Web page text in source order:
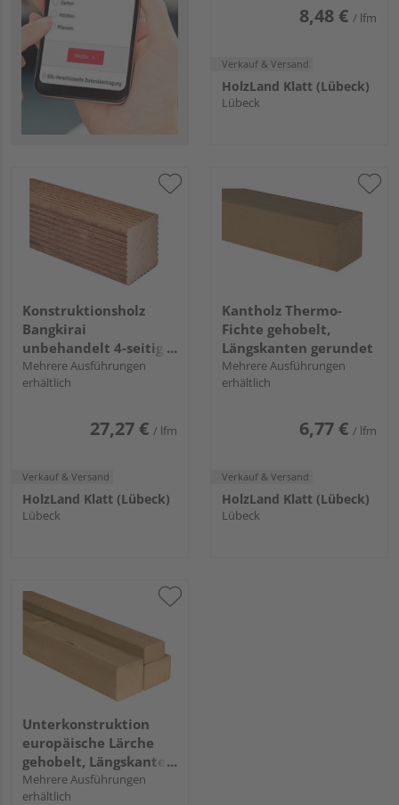
8,48 € / lfm
Verkauf & Versand
HolzLand Klatt (Lübeck)
Lübeck
Konstruktionsholz
Bangkirai
unbehandelt 4-seitig
geriffelt
Mehrere Ausführungen
erhältlich
27,27 € / lfm
Verkauf & Versand
HolzLand Klatt (Lübeck)
Lübeck
Kantholz Thermo-
Fichte gehobelt,
Längskanten gerundet
Mehrere Ausführungen
erhältlich
6,77 € / lfm
Verkauf & Versand
HolzLand Klatt (Lübeck)
Lübeck
Unterkonstruktion
europäische Lärche
gehobelt, Längskanten
gefast
Mehrere Ausführungen
erhältlich